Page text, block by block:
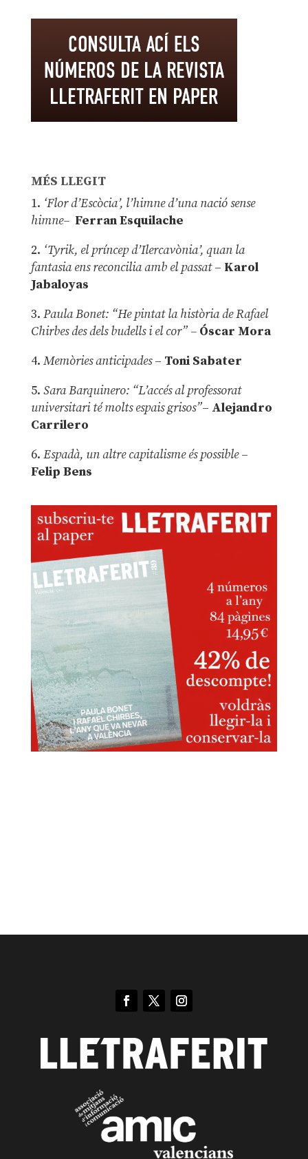
MÉS LLEGIT
1. ‘Flor d’Escòcia’, l’himne d’una nació sense
himne– Ferran Esquilache
2. ‘Tyrik, el príncep d’Ilercavònia’, quan la
fantasia ens reconcilia amb el passat– Karol
Jabaloyas
3. Paula Bonet: “He pintat la història de Rafael
Chirbes des dels budells i el cor” –Óscar Mora
4. Memòries anticipades– Toni Sabater
5. Sara Barquinero: “L’accés al professorat
universitari té molts espais grisos”– Alejandro
Carrilero
6. Espadà, un altre capitalisme és possible –
Felip Bens